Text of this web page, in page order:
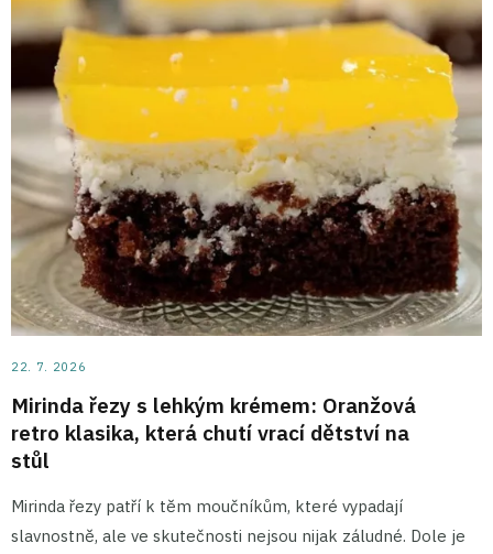
22. 7. 2026
Mirinda řezy s lehkým krémem: Oranžová
retro klasika, která chutí vrací dětství na
stůl
Mirinda řezy patří k těm moučníkům, které vypadají
slavnostně, ale ve skutečnosti nejsou nijak záludné. Dole je